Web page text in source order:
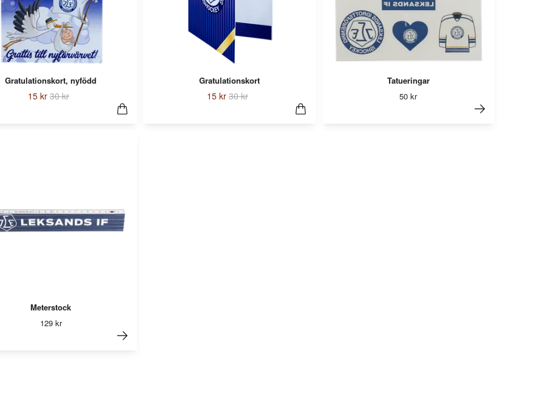
Gratulationskort, nyfödd
15 kr 30 kr
Gratulationskort
15 kr 30 kr
Tatueringar
50 kr
Meterstock
129 kr